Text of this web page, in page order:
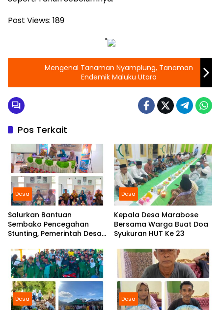
Post Views: 189
"
Mengenal Tanaman Nyamplung, Tanaman
Endemik Maluku Utara
Pos Terkait
Desa
Salurkan Bantuan
Sembako Pencegahan
Stunting, Pemerintah Desa
Komitmen Tingkatkan Gizi
Anak
Desa
Kepala Desa Marabose
Bersama Warga Buat Doa
Syukuran HUT Ke 23
Desa Desa